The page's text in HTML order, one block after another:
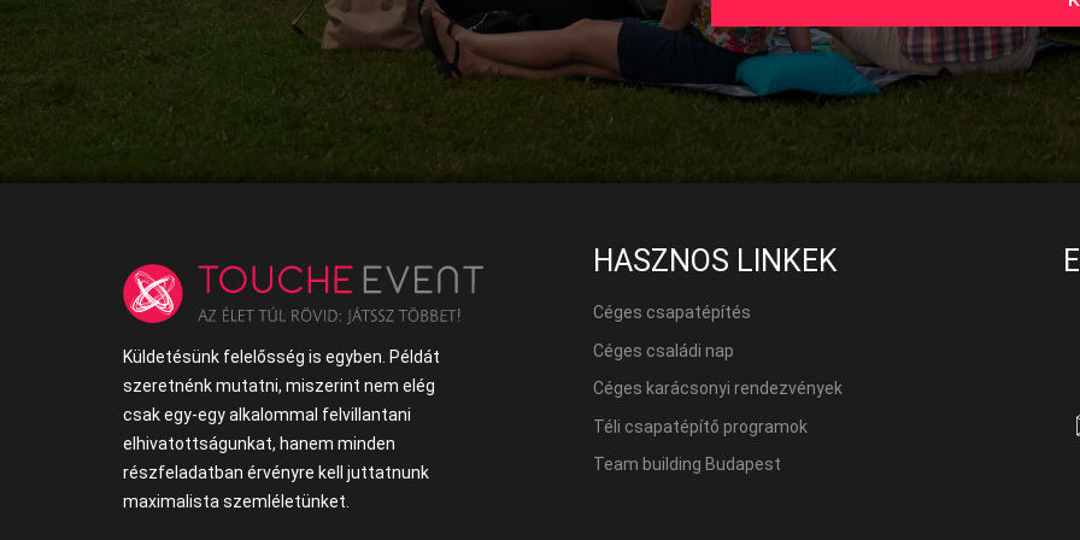
Küldetésünk felelősség is egyben. Példát
szeretnénk mutatni, miszerint nem elég
csak egy-egy alkalommal felvillantani
elhivatottságunkat, hanem minden
részfeladatban érvényre kell juttatnunk
maximalista szemléletünket.
HASZNOS LINKEK
Céges csapatépítés
Céges családi nap
Céges karácsonyi rendezvények
Téli csapatépítő programok
Team building Budapest